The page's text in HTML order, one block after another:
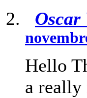
Oscar
Hello
a